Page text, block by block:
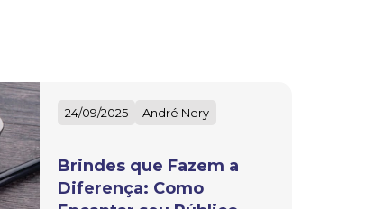
24/09/2025 André Nery
Brindes que Fazem a
Diferença: Como